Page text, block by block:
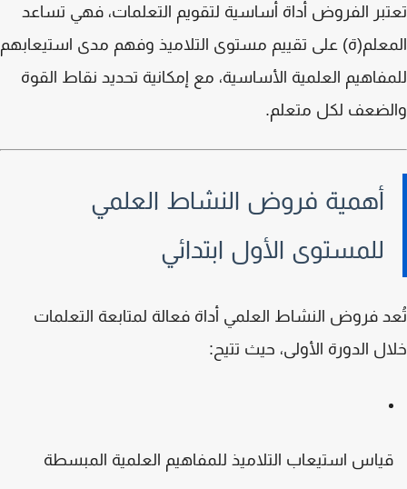
الفروض أداة أساسية لتقويم التعلمات، فهي تساعد
على تقييم مستوى التلاميذ وفهم مدى استيعابهم
العلمية الأساسية، مع إمكانية تحديد نقاط القوة
لكل متعلم.
أهمية فروض النشاط العلمي
للمستوى الأول ابتدائي
فروض النشاط العلمي أداة فعالة لمتابعة التعلمات
الدورة الأولى، حيث تتيح:
استيعاب التلاميذ للمفاهيم العلمية المبسطة